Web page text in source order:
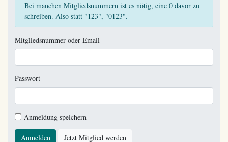
Bei manchen Mitgliedsnummern ist es nötig, eine 0 davor zu
schreiben. Also statt "123", "0123".
Mitgliedsnummer oder Email
Passwort
Anmeldung speichern
Anmelden Jetzt Mitglied werden